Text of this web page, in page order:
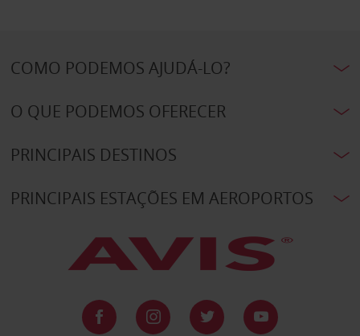
COMO PODEMOS AJUDÁ-LO?
O QUE PODEMOS OFERECER
PRINCIPAIS DESTINOS
PRINCIPAIS ESTAÇÕES EM AEROPORTOS